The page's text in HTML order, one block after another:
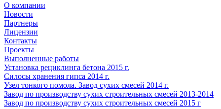
О компании
Новости
Партнеры
Лицензии
Контакты
Проекты
Выполненные работы
Установка рециклинга бетона 2015 г.
Cилосы хранения гипса 2014 г.
Узел тонкого помола. Завод сухих смесей 2014 г.
Завод по производству сухих строительных смесей 2013-2014
Завод по производству сухих строительных смесей 2015 г